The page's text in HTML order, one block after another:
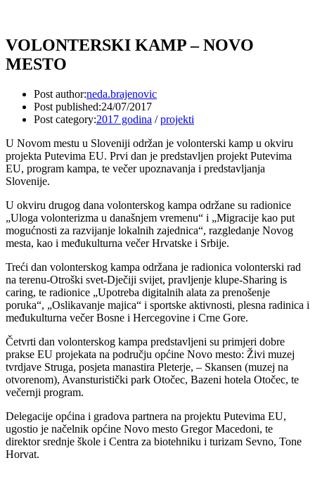
VOLONTERSKI KAMP – NOVO
MESTO
Post author:neda.brajenovic
Post published:24/07/2017
Post category:2017 godina / projekti
U Novom mestu u Sloveniji održan je volonterski kamp u okviru
projekta Putevima EU. Prvi dan je predstavljen projekt Putevima
EU, program kampa, te večer upoznavanja i predstavljanja
Slovenije.
U okviru drugog dana volonterskog kampa održane su radionice
„Uloga volonterizma u današnjem vremenu“ i „Migracije kao put
mogućnosti za razvijanje lokalnih zajednica“, razgledanje Novog
mesta, kao i međukulturna večer Hrvatske i Srbije.
Treći dan volonterskog kampa održana je radionica volonterski rad
na terenu-Otroški svet-Dječiji svijet, pravljenje klupe-Sharing is
caring, te radionice „Upotreba digitalnih alata za prenošenje
poruka“, „Oslikavanje majica“ i sportske aktivnosti, plesna radinica i
međukulturna večer Bosne i Hercegovine i Crne Gore.
Četvrti dan volonterskog kampa predstavljeni su primjeri dobre
prakse EU projekata na području općine Novo mesto: Živi muzej
tvrdjave Struga, posjeta manastira Pleterje, – Skansen (muzej na
otvorenom), Avansturistički park Otočec, Bazeni hotela Otočec, te
večernji program.
Delegacije općina i gradova partnera na projektu Putevima EU,
ugostio je načelnik općine Novo mesto Gregor Macedoni, te
direktor srednje škole i Centra za biotehniku i turizam Sevno, Tone
Horvat.